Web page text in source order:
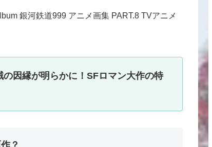
銀河鉄道999 アニメ画集 PART.8 TVアニメ
因縁が明らかに！SFロマン大作の特
？